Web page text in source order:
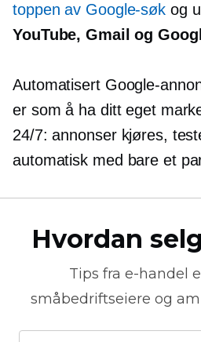
toppen av Google-søk og
YouTube, Gmail og
Automatisert Google-
er som å ha ditt eget
24/7: annonser kjøres,
automatisk med bare et
Hvordan
Tips fra e-handel
småbedriftseiere og